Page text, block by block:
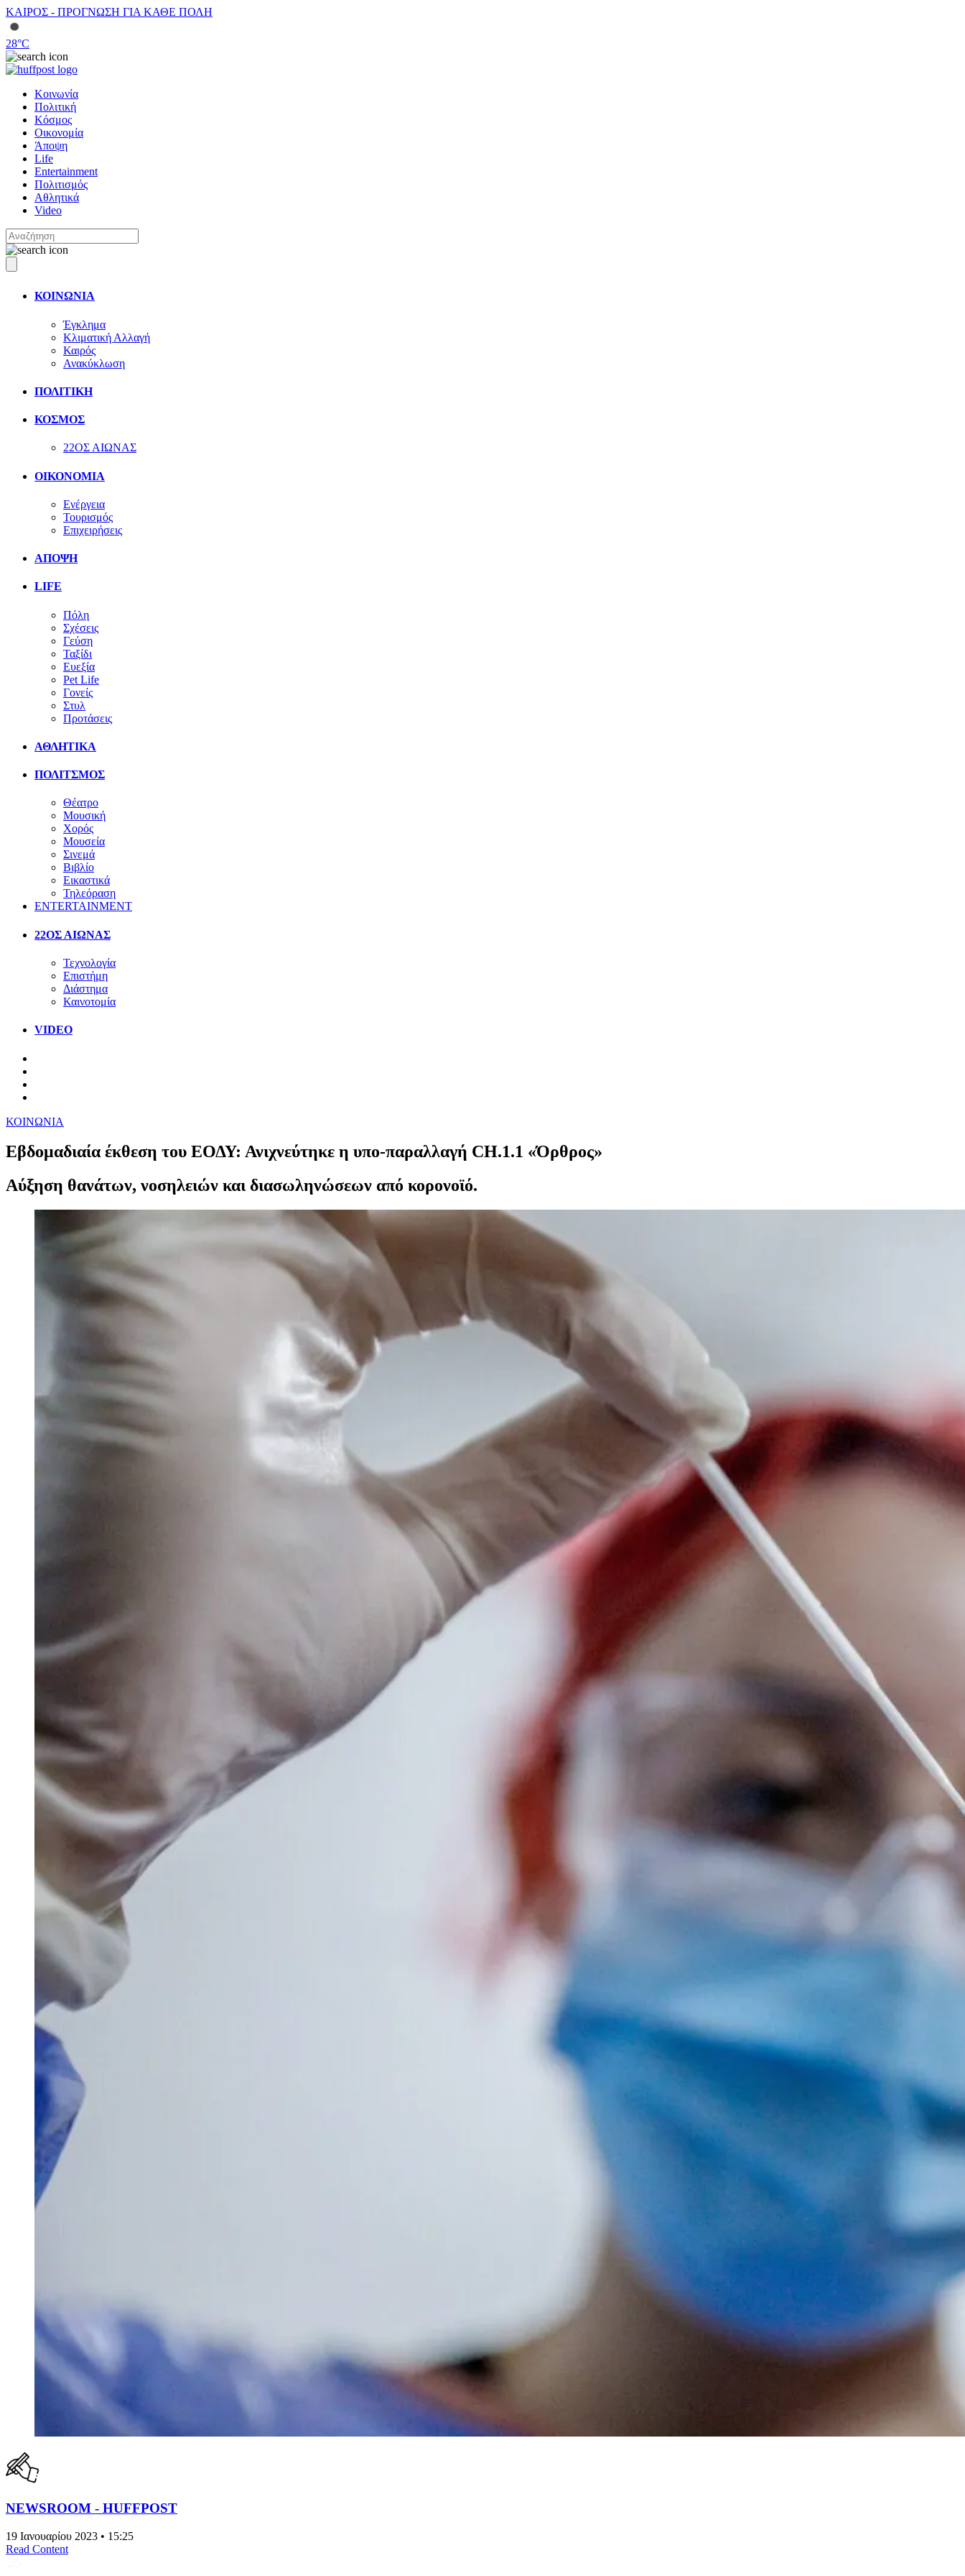
ΚΑΙΡΟΣ - ΠΡΟΓΝΩΣΗ ΓΙΑ ΚΑΘΕ ΠΟΛΗ
28°C
Κοινωνία
Πολιτική
Κόσμος
Οικονομία
Άποψη
Life
Entertainment
Πολιτισμός
Αθλητικά
Video
ΚΟΙΝΩΝΙΑ
Έγκλημα
Κλιματική Αλλαγή
Καιρός
Ανακύκλωση
ΠΟΛΙΤΙΚΗ
ΚΟΣΜΟΣ
22ΟΣ ΑΙΩΝΑΣ
ΟΙΚΟΝΟΜΙΑ
Ενέργεια
Τουρισμός
Επιχειρήσεις
ΑΠΟΨΗ
LIFE
Πόλη
Σχέσεις
Γεύση
Ταξίδι
Ευεξία
Pet Life
Γονείς
Στυλ
Προτάσεις
ΑΘΛΗΤΙΚΑ
ΠΟΛΙΤΣΜΟΣ
Θέατρο
Μουσική
Χορός
Μουσεία
Σινεμά
Βιβλίο
Εικαστικά
Τηλεόραση
ENTERTAINMENT
22ΟΣ ΑΙΩΝΑΣ
Τεχνολογία
Επιστήμη
Διάστημα
Καινοτομία
VIDEO
ΚΟΙΝΩΝΙΑ
Εβδομαδιαία έκθεση του ΕΟΔΥ: Ανιχνεύτηκε η υπο-παραλλαγή CH.1.1 «Όρθρος»
Αύξηση θανάτων, νοσηλειών και διασωληνώσεων από κορονοϊό.
NEWSROOM - HUFFPOST
19 Ιανουαρίου 2023 • 15:25
Read Content